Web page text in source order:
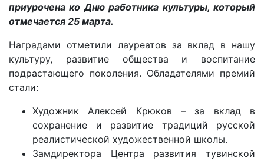
приурочена ко Дню работника культуры, который
отмечается 25 марта.
Наградами отметили лауреатов за вклад в нашу
культуру, развитие общества и воспитание
подрастающего поколения. Обладателями премий
стали:
Художник Алексей Крюков – за вклад в
сохранение и развитие традиций русской
реалистической художественной школы.
Замдиректора Центра развития тувинской